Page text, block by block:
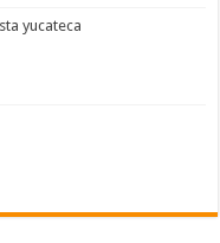
yucateca